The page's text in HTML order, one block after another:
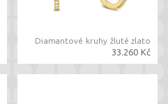
Diamantové kruhy žluté zlato
33.260 Kč